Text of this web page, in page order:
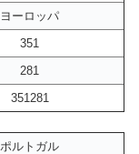
ヨーロッパ
351
281
351281
ポルトガル